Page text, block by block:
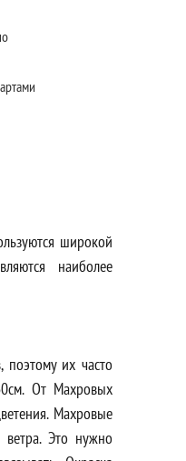
широкой
наиболее
их часто
От Махровых
Махровые
Это нужно